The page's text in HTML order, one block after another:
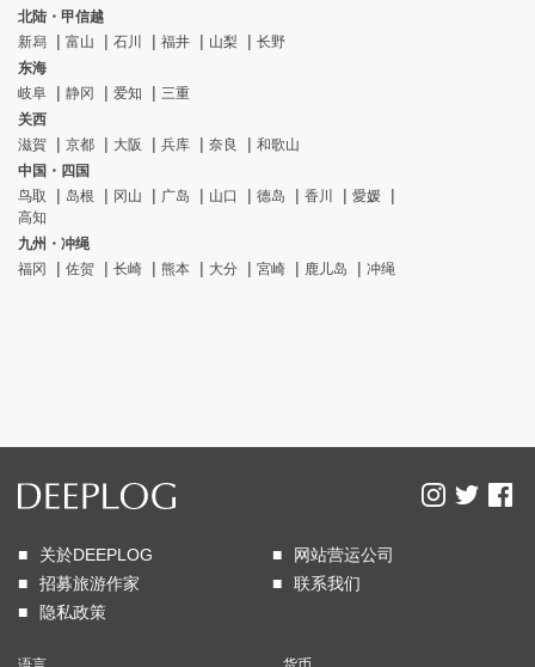
北陆・甲信越
新舄
富山 石川 福井 山梨
长野
东海
岐阜
静冈 爱知
三重
关西
滋賀
京都 大阪 兵库 奈良
和歌山
中国・四国
鸟取
岛根 冈山 广岛 山口 德岛 香川
愛媛
高知
九州・冲绳
福冈
佐贺 长崎 熊本 大分 宮崎 鹿儿岛 冲绳
关於DEEPLOG
网站营运公司
招募旅游作家
联系我们
隐私政策